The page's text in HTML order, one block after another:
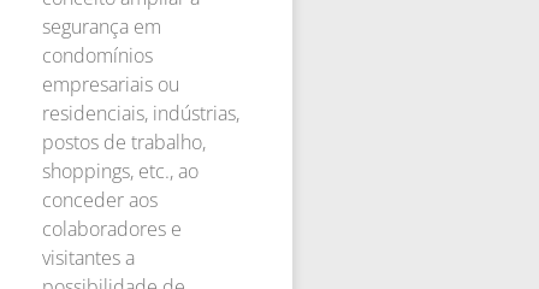
segurança em
condomínios
empresariais ou
residenciais, indústrias,
postos de trabalho,
shoppings, etc., ao
conceder aos
colaboradores e
visitantes a